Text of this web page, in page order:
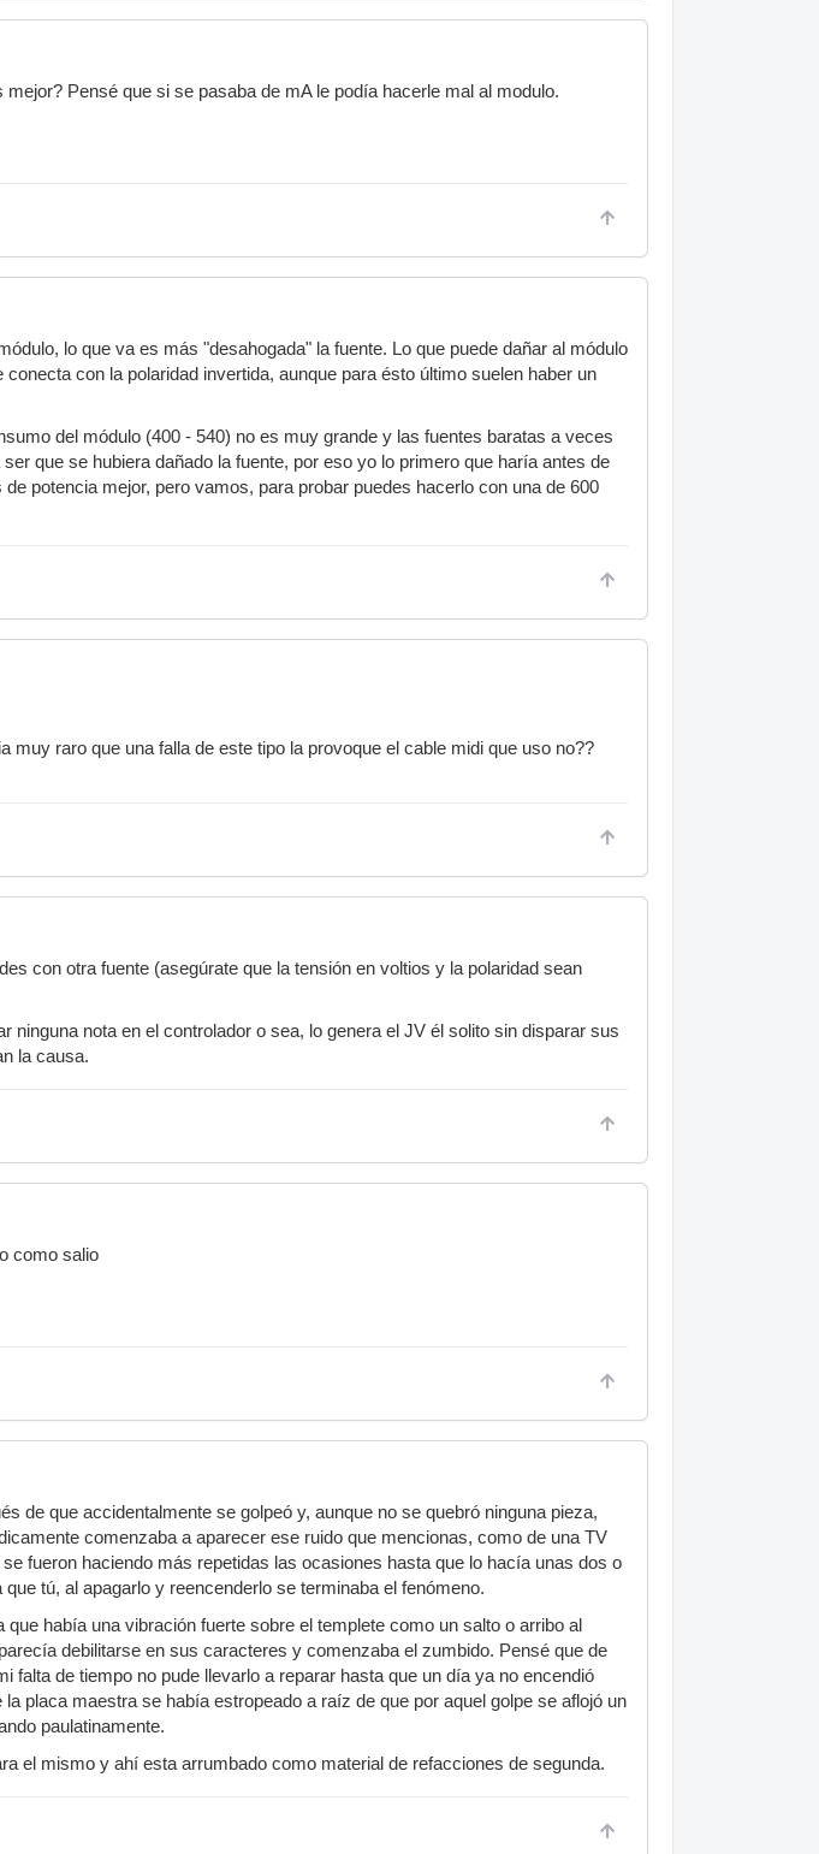
Pensé que si se pasaba de mA le podía hacerle mal al modulo.
lo que va es más "desahogada" la fuente. Lo que puede dañar al módulo
con la polaridad invertida, aunque para ésto último suelen haber un
del módulo (400 - 540) no es muy grande y las fuentes baratas a veces
que se hubiera dañado la fuente, por eso yo lo primero que haría antes de
potencia mejor, pero vamos, para probar puedes hacerlo con una de 600
muy raro que una falla de este tipo la provoque el cable midi que uso no??
con otra fuente (asegúrate que la tensión en voltios y la polaridad sean
ninguna nota en el controlador o sea, lo genera el JV él solito sin disparar sus
la causa.
como salio
de que accidentalmente se golpeó y, aunque no se quebró ninguna pieza,
comenzaba a aparecer ese ruido que mencionas, como de una TV
fueron haciendo más repetidas las ocasiones hasta que lo hacía unas dos o
tú, al apagarlo y reencenderlo se terminaba el fenómeno.
había una vibración fuerte sobre el templete como un salto o arribo al
debilitarse en sus caracteres y comenzaba el zumbido. Pensé que de
falta de tiempo no pude llevarlo a reparar hasta que un día ya no encendió
placa maestra se había estropeado a raíz de que por aquel golpe se aflojó un
paulatinamente.
el mismo y ahí esta arrumbado como material de refacciones de segunda.